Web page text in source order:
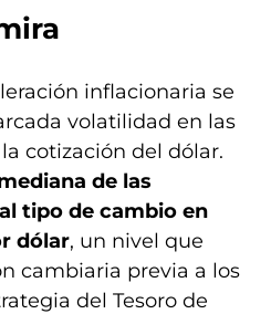
inflacionaria se
volatilidad en las
cotización del dólar.
de las
tipo de cambio en
dólar, un nivel que
cambiaria previa a los
del Tesoro de